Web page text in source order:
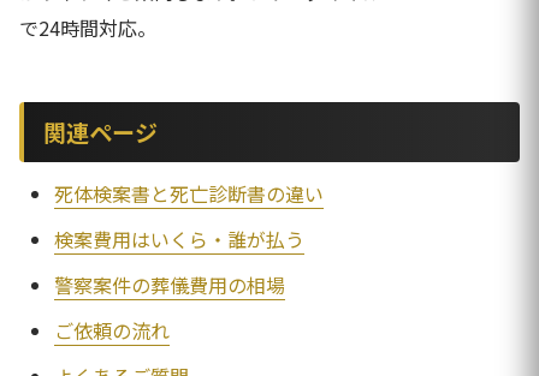
で24時間対応。
関連ページ
死体検案書と死亡診断書の違い
検案費用はいくら・誰が払う
警察案件の葬儀費用の相場
ご依頼の流れ